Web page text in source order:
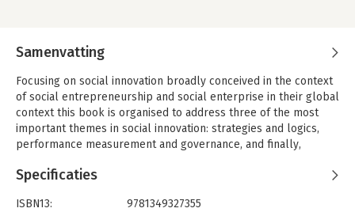
Samenvatting
Focusing on social innovation broadly conceived in the context
of social entrepreneurship and social enterprise in their global
context this book is organised to address three of the most
important themes in social innovation: strategies and logics,
performance measurement and governance, and finally,
Specificaties
ISBN13:
9781349327355